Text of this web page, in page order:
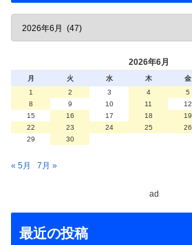
2026年6月
月 火 水 木 金
1
2 3 4 5
8
9 10 11 12
15
16 17 18 19
22
23 24 25 26
29
30
« 5月 7月 »
ad
最近の投稿